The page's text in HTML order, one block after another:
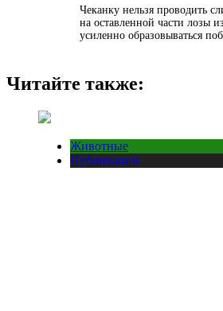
Чеканку нельзя проводить
на оставленной части лозы
усиленно образовываться
Читайте также:
Животные
Публикации